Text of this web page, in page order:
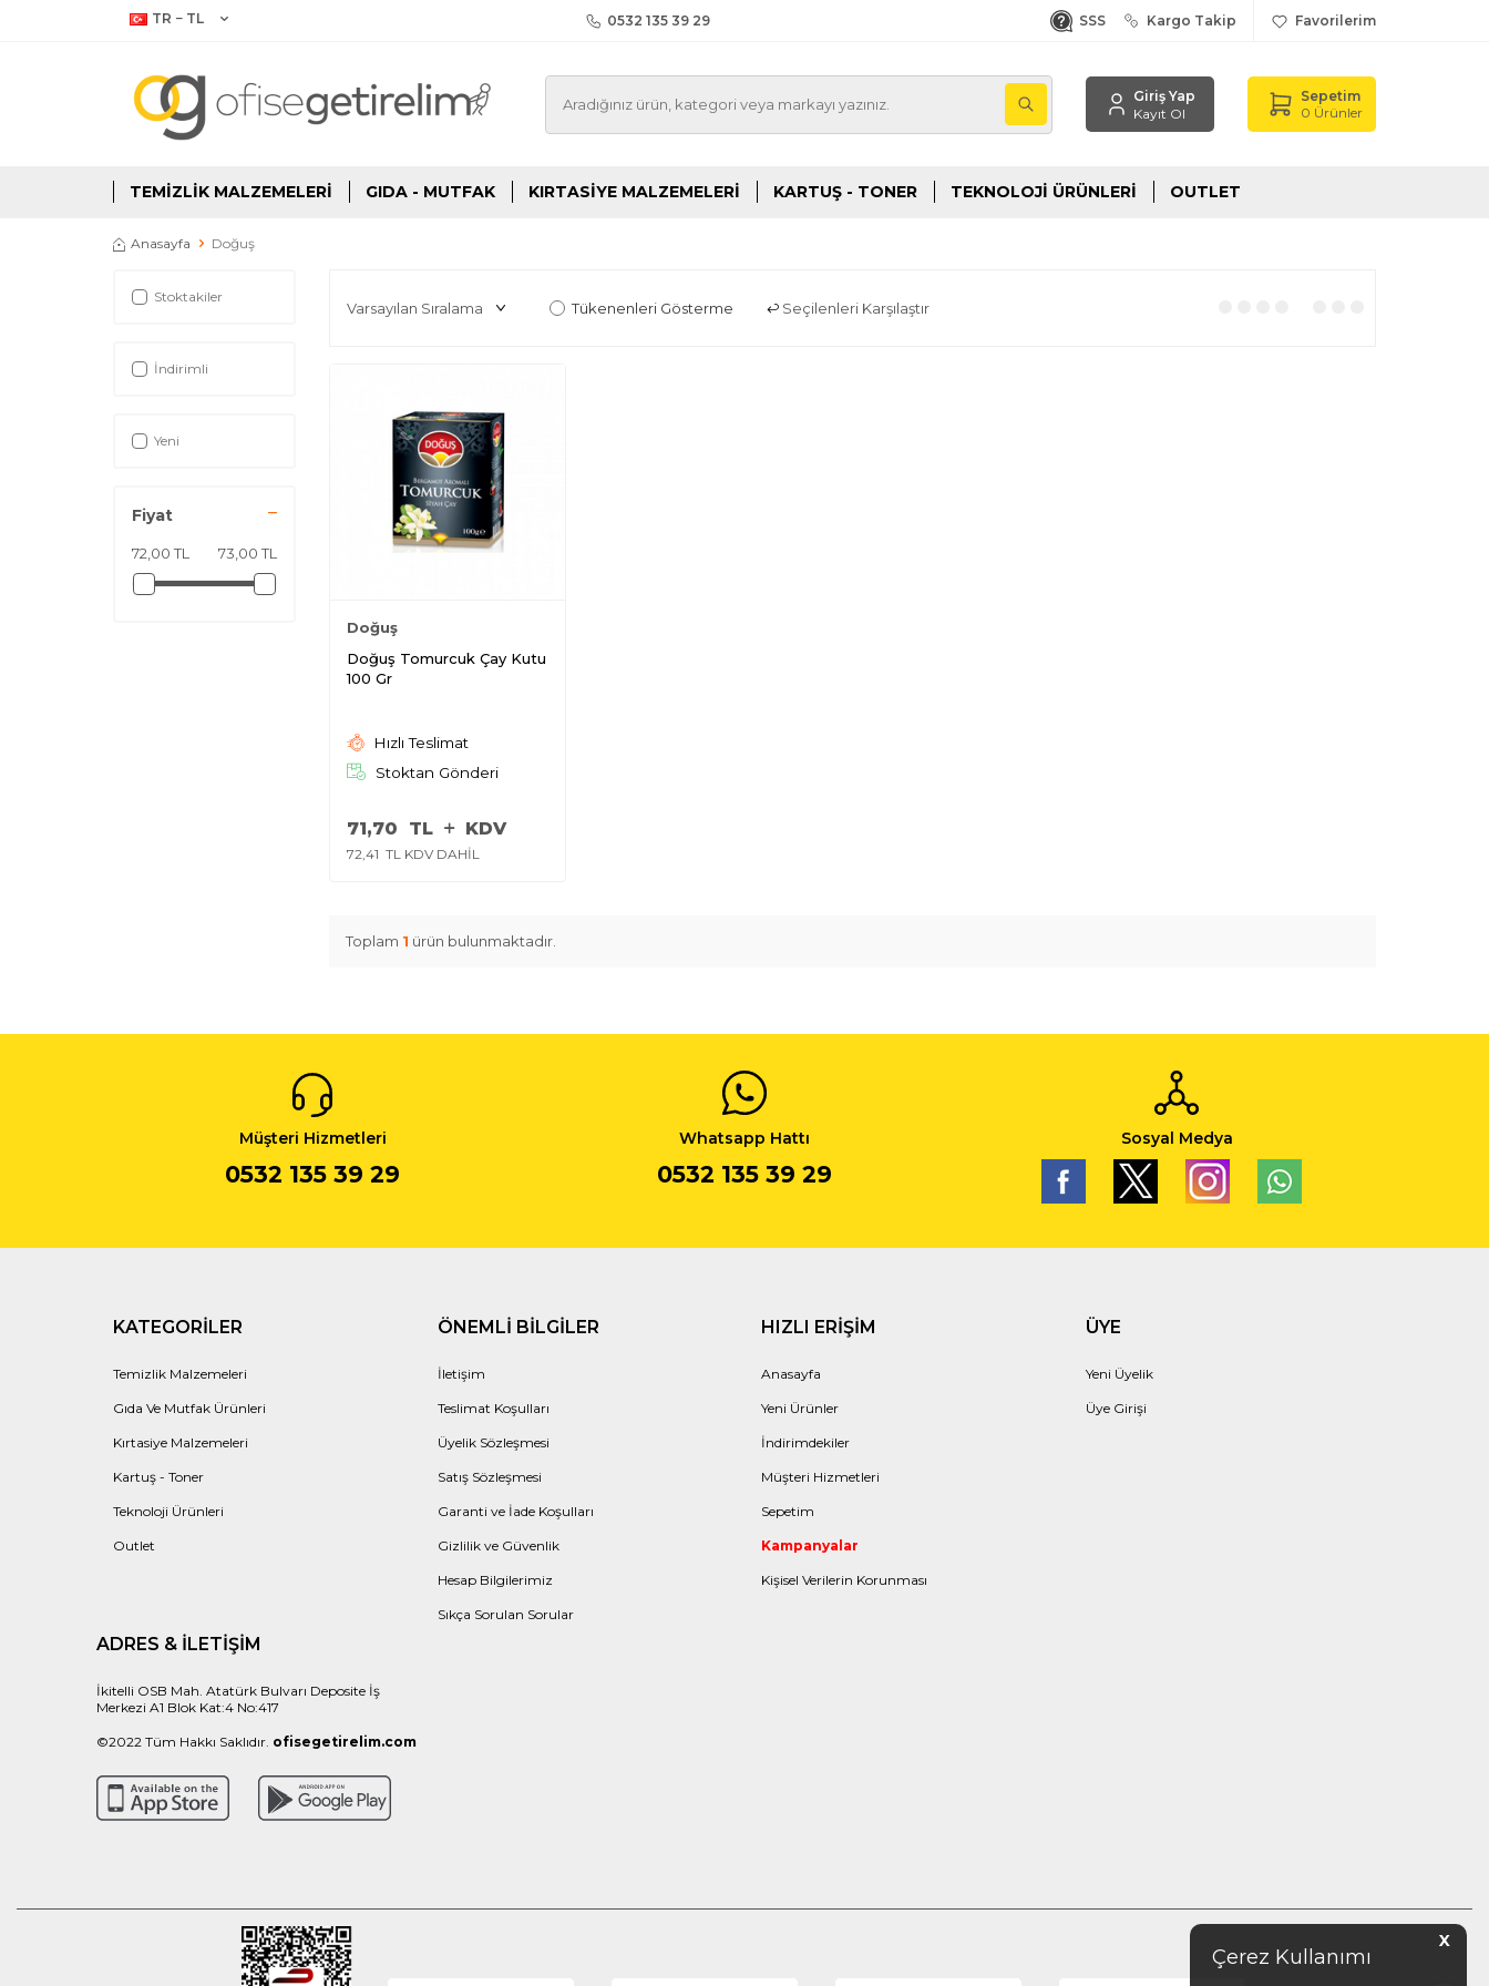
X
Çerez Kullanımı
TR − TL 0532 135 39 29 SSS Kargo Takip Favorilerim
Giriş Yap
Kayıt Ol
Sepetim
0 Ürünler
TEMIZLIK MALZEMELERI GIDA - MUTFAK KIRTASIYE MALZEMELERI KARTUŞ - TONER TEKNOLOJI ÜRÜNLERI OUTLET
Anasayfa Doğuş
Stoktakiler
İndirimli
Yeni
Fiyat
72,00 TL 73,00 TL
Tükenenleri Gösterme Seçilenleri Karşılaştır
Doğuş
Doğuş Tomurcuk Çay Kutu
100 Gr
Hızlı Teslimat
Stoktan Gönderi
71,70 TL KDV
72,41 TL KDV DAHİL
Toplam 1 ürün bulunmaktadır.
Müşteri Hizmetleri
0532 135 39 29
Whatsapp Hattı
0532 135 39 29
Sosyal Medya
KATEGORILER
Temizlik Malzemeleri
Gıda Ve Mutfak Ürünleri
Kırtasiye Malzemeleri
Kartuş - Toner
Teknoloji Ürünleri
Outlet
ÖNEMLI BILGILER
İletişim
Teslimat Koşulları
Üyelik Sözleşmesi
Satış Sözleşmesi
Garanti ve İade Koşulları
Gizlilik ve Güvenlik
Hesap Bilgilerimiz
Sıkça Sorulan Sorular
HIZLI ERIŞIM
Anasayfa
Yeni Ürünler
İndirimdekiler
Müşteri Hizmetleri
Sepetim
Kampanyalar
Kişisel Verilerin Korunması
ÜYE
Yeni Üyelik
Üye Girişi
ADRES & İLETIŞIM
İkitelli OSB Mah. Atatürk Bulvarı Deposite İş
Merkezi A1 Blok Kat:4 No:417
©2022 Tüm Hakkı Saklıdır. ofisegetirelim.com